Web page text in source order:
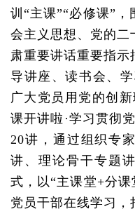
训“主课”“必修课”
会主义思想、党的二
肃重要讲话重要指
导讲座、读书会、
广大党员用党的创
课开讲啦·学习贯彻
20讲，通过组织专
讲、理论骨干专题
式，以“主课堂+分
党员干部在线学习